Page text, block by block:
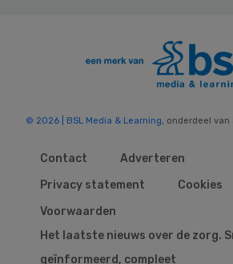
© 2026 | BSL Media & Learning , onderdeel van
Contact
Adverteren
Privacy statement
Cookies
Voorwaarden
Het laatste nieuws over de zorg.
geïnformeerd, compleet